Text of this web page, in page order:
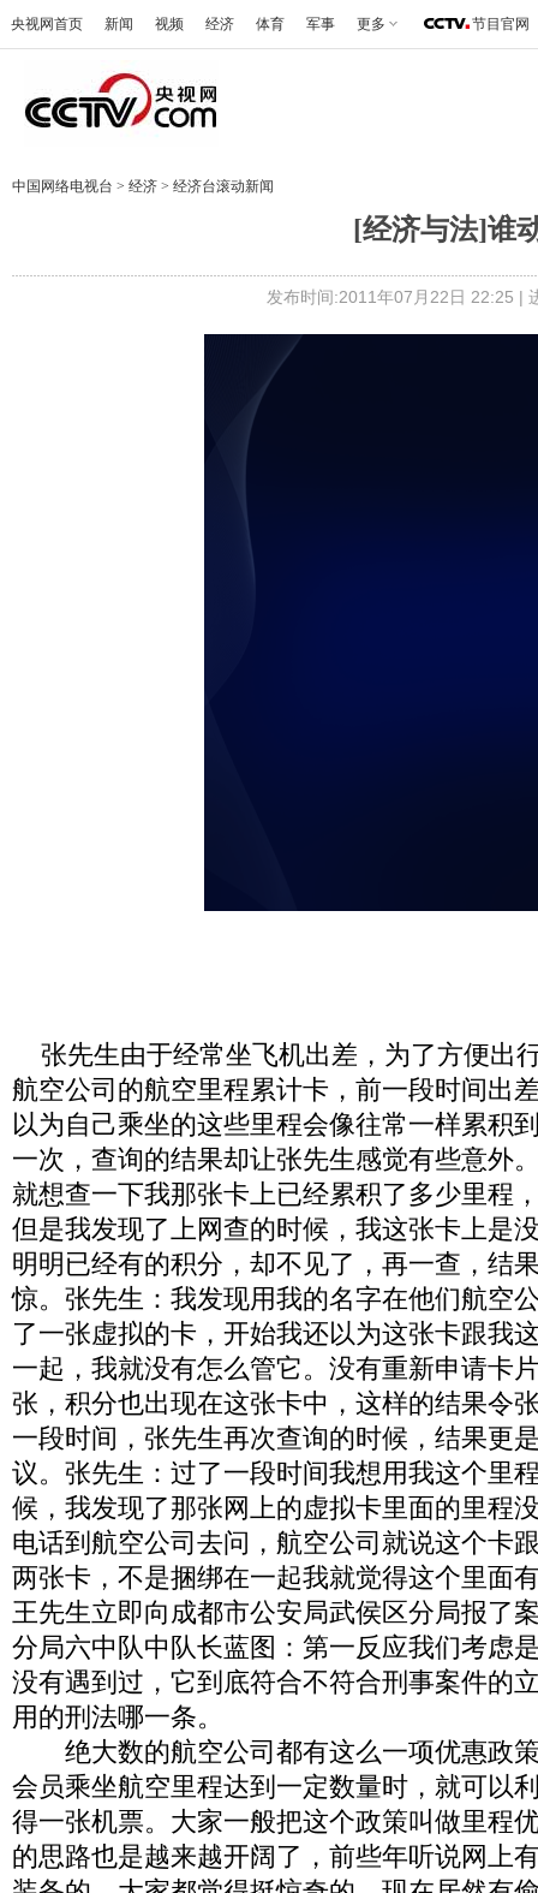
央视网首页 新闻 视频 经济 体育 军事 更多 节目官网
中国网络电视台 > 经济 > 经济台滚动新闻
[经济与法]谁
发布时间:2011年07月22日 22:25 |
张先生由于经常坐飞机出差，为了方便出
航空公司的航空里程累计卡，前一段时间出
以为自己乘坐的这些里程会像往常一样累积
一次，查询的结果却让张先生感觉有些意外
就想查一下我那张卡上已经累积了多少里程
但是我发现了上网查的时候，我这张卡上是
明明已经有的积分，却不见了，再一查，结
惊。张先生：我发现用我的名字在他们航空
了一张虚拟的卡，开始我还以为这张卡跟我
一起，我就没有怎么管它。没有重新申请卡
张，积分也出现在这张卡中，这样的结果令
一段时间，张先生再次查询的时候，结果更
议。张先生：过了一段时间我想用我这个里
候，我发现了那张网上的虚拟卡里面的里程
电话到航空公司去问，航空公司就说这个卡
两张卡，不是捆绑在一起我就觉得这个里面
王先生立即向成都市公安局武侯区分局报了
分局六中队中队长蓝图：第一反应我们考虑
没有遇到过，它到底符合不符合刑事案件的
用的刑法哪一条。
绝大数的航空公司都有这么一项优惠政
会员乘坐航空里程达到一定数量时，就可以
得一张机票。大家一般把这个政策叫做里程
的思路也是越来越开阔了，前些年听说网上